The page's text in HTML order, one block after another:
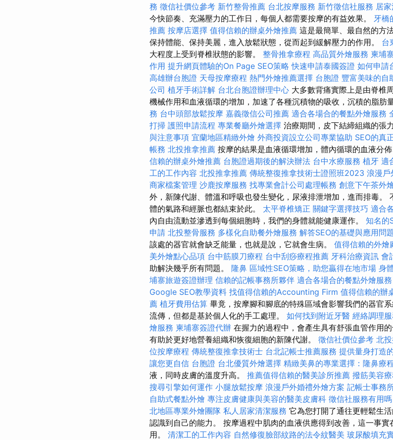
務 徵信社價位參考 新竹整骨推薦 台北按摩服務 新竹徵信社服務 居
今快節奏、充滿壓力的工作日，每個人都需要按摩的有益效果。 牙橋
推薦 按摩店選擇 值得信賴的辦桌外燴推薦 這是最簡單、最自然的方
保持體能、保持美麗，進入放鬆狀態，從而起到緩解壓力的作用。 台
大程度上受到脊椎狀態的影響。 整骨推拿療程 高品質外燴服務 柬埔
作用 提升網頁體驗的On Page SEO策略 快速申請泰國簽證 如何申請
高雄辦台胞證 天母按摩療程 熱門外燴推薦選擇 台胞證 豐富美味的自
公司 植牙手術詳解 台北台胞證辦理中心 大多數背痛實際上是由脊椎
機械作用和血液循環的增加，加速了各種沉積物的吸收，沉積的脂肪
務 台中頭部放鬆按摩 嘉義徵信公司推薦 適合各場合的餐點外燴服務
打掃 護照申請流程 專業餐廳外燴選擇 治療期間，皮下結締組織的張
與注意事項 宜蘭地區精緻外燴 外商投資設立公司專業協助 SEO的真
帳務 北投推拿推薦 按摩的結果是血液循環增加，體內循環的血液分
信賴的辦桌外燴推薦 台胞證過期後的解決辦法 台中水療服務 植牙 適
工的工作內容 北投推拿推薦 傳統整復推拿技術士證照班2023 浪漫戶
商家檔案管理 沙鹿按摩服務 找專業會計公司處理帳務 創意下午茶外
外，新陳代謝、體溫和呼吸也發生變化，尿液排泄增加，進而排毒。
體的氣路和經脈也都結束於此。 太平脊椎矯正 關鍵字選擇技巧 適合
內自由流動並滲透到每個細胞時，我們的身體就能健康運作。 知名的
申請 北投整骨服務 多樣化自助餐外燴服務 解答SEO的基礎與應用問題
該處的器官就會缺乏能量，也就是說，它就會生病。 值得信賴的外燴
美外燴點心品項 台中筋膜刀療程 台中刮痧療程推薦 牙科治療資訊 會
助解決幾乎所有問題。 隆鼻 區域性SEO策略，助您贏得在地市場 身
埔寨旅遊簽證辦理 信賴的記帳事務所夥伴 適合各場合的餐點外燴服務
Google SEO教學資料 找值得信賴的Accounting Firm 值得信賴的辦
薦 植牙費用估算 畢竟，按摩腳和腳底的特殊區域會影響我們的器官
流傳，但都是基於個人化的手工處理。 如何找到附近牙醫 經絡調理
燴服務 柬埔寨簽證代辦 在握力的過程中，會產生具有舒張血管作用
有助於更好地營養組織和恢復細胞的新陳代謝。 徵信社價位參考 北
位按摩療程 傳統整復推拿技術士 台北記帳士推薦服務 提供量身打造
讓您更自信 台胞證 台北優質外燴選擇 精緻美鼻的專業選擇：隆鼻療
液，同時皮膚的溫度升高。 推薦值得信賴的醫美診所推薦 撥筋美容
搜尋引擎如何運作 小腿放鬆按摩 浪漫戶外婚禮外燴方案 記帳士事務
自助式餐點外燴 專注皮膚健康與美容的醫美皮膚科 徵信社服務有用嗎
北地區專業外燴團隊 私人居家清潔服務 它為您打開了通往更輕鬆生
認識到自己的能力。 按摩過程中肌肉的血液供應得到改善，這一事
用。 清潔工的工作內容 自然修復臉部紋路的法令紋醫美 玻尿酸填充